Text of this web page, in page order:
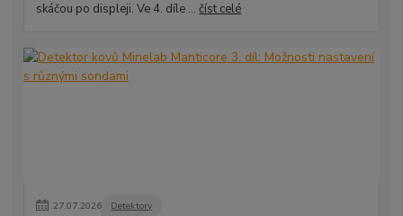
skáčou po displeji. Ve 4. díle ...číst celé
27.07.2026 Detektory